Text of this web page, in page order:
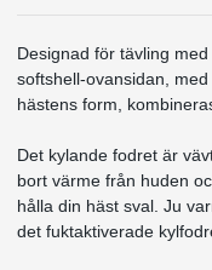
Designad för tävling
softshell-ovansidan,
hästens form,
Det kylande fodret är
bort värme från huden
hålla din häst sval. Ju
det fuktaktiverade